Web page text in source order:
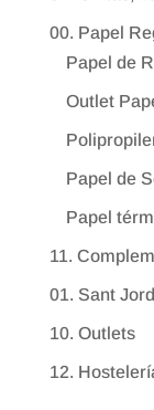
00. Papel
Papel de
Outlet
Papel de
Papel
11.
01. Sant
10. Outlets
12.